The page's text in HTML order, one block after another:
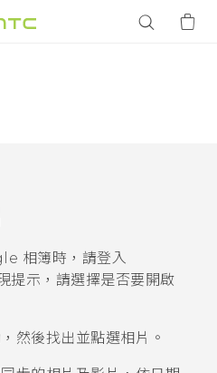
相簿時，請登入
提示，請選擇是否要開啟
然後找出並點選相片 。